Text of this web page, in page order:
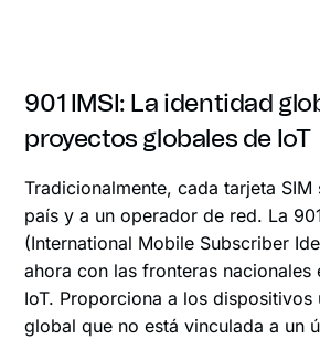
901 IMSI: La identidad
proyectos globales de IoT
Tradicionalmente, cada tarjeta SIM
país y a un operador de red. La
(International Mobile Subscriber
ahora con las fronteras nacionales
IoT. Proporciona a los dispositivos
global que no está vinculada a un